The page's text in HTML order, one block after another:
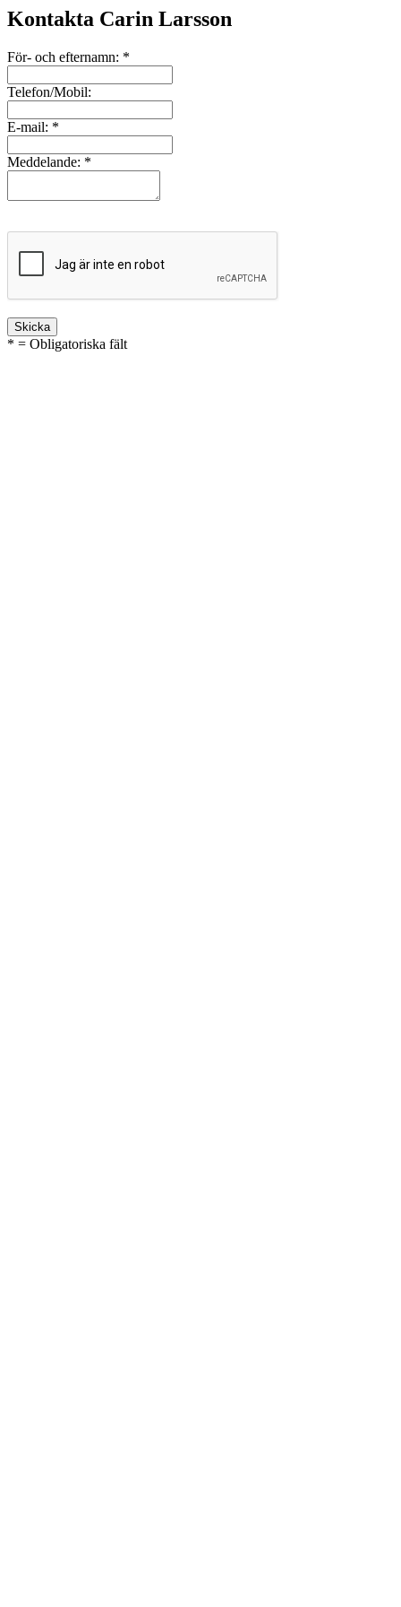
Kontakta Carin Larsson
För- och efternamn: *
Telefon/Mobil:
E-mail: *
Meddelande: *
* = Obligatoriska fält